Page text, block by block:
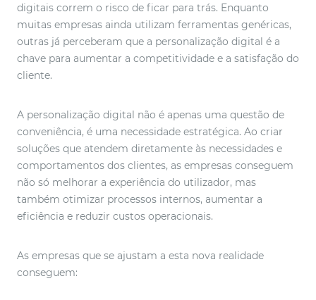
digitais correm o risco de ficar para trás. Enquanto
muitas empresas ainda utilizam ferramentas genéricas,
outras já perceberam que a personalização digital é a
chave para aumentar a competitividade e a satisfação do
cliente.
A personalização digital não é apenas uma questão de
conveniência, é uma necessidade estratégica. Ao criar
soluções que atendem diretamente às necessidades e
comportamentos dos clientes, as empresas conseguem
não só melhorar a experiência do utilizador, mas
também otimizar processos internos, aumentar a
eficiência e reduzir custos operacionais.
As empresas que se ajustam a esta nova realidade
conseguem: